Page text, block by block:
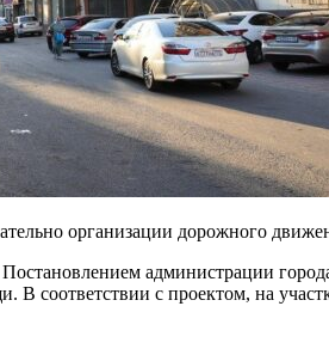
организации дорожного
администрации
соответствии с проектом, на